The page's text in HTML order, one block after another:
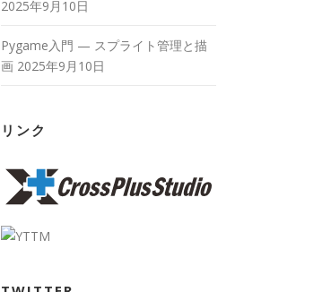
2025年9月10日
Pygame入門 — スプライト管理と描
画 2025年9月10日
リンク